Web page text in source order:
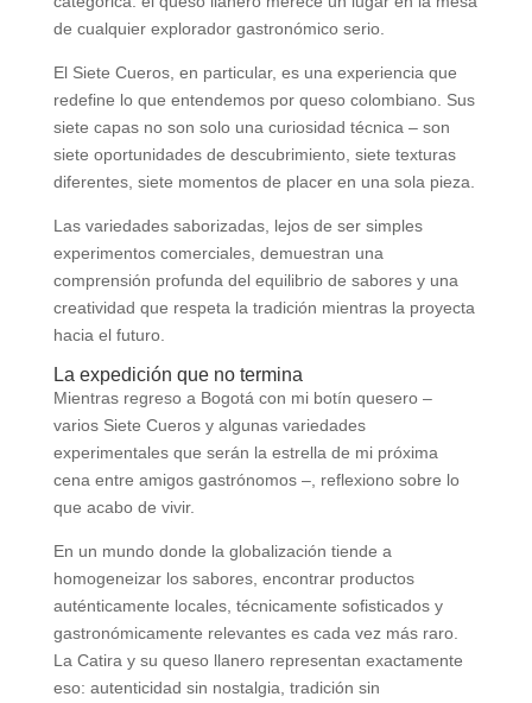
de cualquier explorador gastronómico serio.
El Siete Cueros, en particular, es una experiencia que
redefine lo que entendemos por queso colombiano. Sus
siete capas no son solo una curiosidad técnica – son
siete oportunidades de descubrimiento, siete texturas
diferentes, siete momentos de placer en una sola pieza.
Las variedades saborizadas, lejos de ser simples
experimentos comerciales, demuestran una
comprensión profunda del equilibrio de sabores y una
creatividad que respeta la tradición mientras la proyecta
hacia el futuro.
La expedición que no termina
Mientras regreso a Bogotá con mi botín quesero –
varios Siete Cueros y algunas variedades
experimentales que serán la estrella de mi próxima
cena entre amigos gastrónomos –, reflexiono sobre lo
que acabo de vivir.
En un mundo donde la globalización tiende a
homogeneizar los sabores, encontrar productos
auténticamente locales, técnicamente sofisticados y
gastronómicamente relevantes es cada vez más raro.
La Catira y su queso llanero representan exactamente
eso: autenticidad sin nostalgia, tradición sin